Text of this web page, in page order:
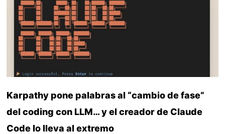
Karpathy pone palabras al “cambio de fase”
del coding con LLM… y el creador de Claude
Code lo lleva al extremo